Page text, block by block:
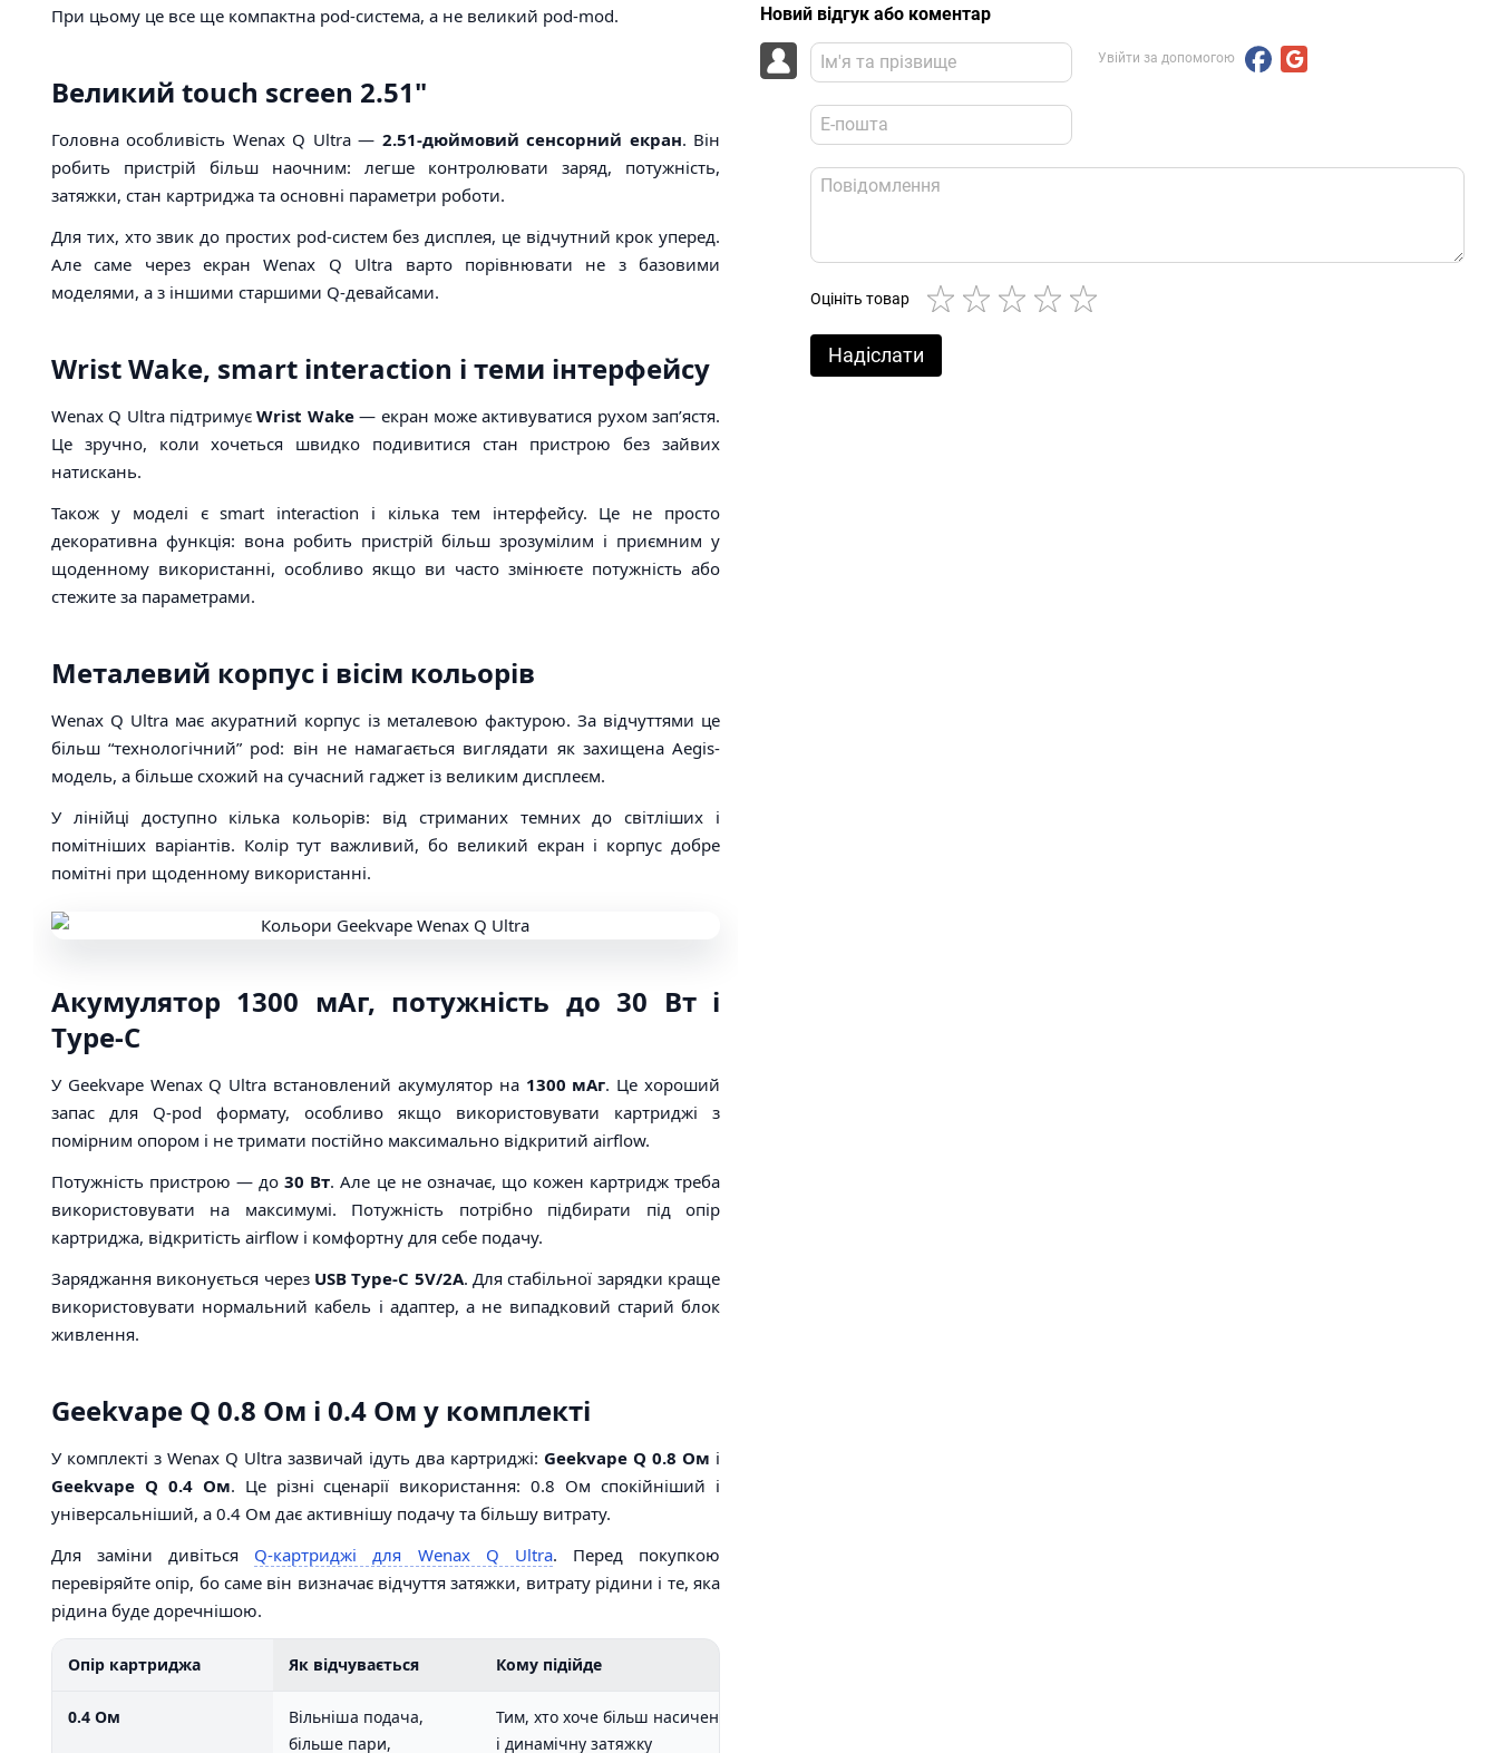
При цьому це все ще компактна pod-система, а не великий pod-mod.
Великий touch screen 2.51"
Головна особливість Wenax Q Ultra — 2.51-дюймовий сенсорний екран. Він
робить пристрій більш наочним: легше контролювати заряд, потужність,
затяжки, стан картриджа та основні параметри роботи.
Для тих, хто звик до простих pod-систем без дисплея, це відчутний крок уперед.
Але саме через екран Wenax Q Ultra варто порівнювати не з базовими
моделями, а з іншими старшими Q-девайсами.
Wrist Wake, smart interaction і теми інтерфейсу
Wenax Q Ultra підтримуєWrist Wake— екран може активуватися рухом зап’ястя.
Це зручно, коли хочеться швидко подивитися стан пристрою без зайвих
натискань.
Також у моделі є smart interaction і кілька тем інтерфейсу. Це не просто
декоративна функція: вона робить пристрій більш зрозумілим і приємним у
щоденному використанні, особливо якщо ви часто змінюєте потужність або
стежите за параметрами.
Металевий корпус і вісім кольорів
Wenax Q Ultra має акуратний корпус із металевою фактурою. За відчуттями це
більш “технологічний” pod: він не намагається виглядати як захищена Aegis-
модель, а більше схожий на сучасний гаджет із великим дисплеєм.
У лінійці доступно кілька кольорів: від стриманих темних до світліших і
помітніших варіантів. Колір тут важливий, бо великий екран і корпус добре
помітні при щоденному використанні.
Акумулятор 1300 мАг, потужність до 30 Вт і
Type-C
У Geekvape Wenax Q Ultra встановлений акумулятор на 1300 мАг. Це хороший
запас для Q-pod формату, особливо якщо використовувати картриджі з
помірним опором і не тримати постійно максимально відкритий airflow.
Потужність пристрою — до30 Вт. Але це не означає, що кожен картридж треба
використовувати на максимумі. Потужність потрібно підбирати під опір
картриджа, відкритість airflow і комфортну для себе подачу.
Заряджання виконується через USB Type-C 5V/2A. Для стабільної зарядки краще
використовувати нормальний кабель і адаптер, а не випадковий старий блок
живлення.
Geekvape Q 0.8 Ом і 0.4 Ом у комплекті
У комплекті з Wenax Q Ultra зазвичай ідуть два картриджі: Geekvape Q 0.8 Ом і
Geekvape Q 0.4 Ом. Це різні сценарії використання: 0.8 Ом спокійніший і
універсальніший, а 0.4 Ом дає активнішу подачу та більшу витрату.
Для заміни дивіться Q-картриджі для Wenax Q Ultra. Перед покупкою
перевіряйте опір, бо саме він визначає відчуття затяжки, витрату рідини і те, яка
рідина буде доречнішою.
Опір картриджа Як відчувається Кому підійде
0.4 Ом
Вільніша подача,
більше пари,
Тим, хто хоче більш насичену
і динамічну затяжку
Новий відгук або коментар
Увійти за допомогою
Оцініть товар
Надіслати